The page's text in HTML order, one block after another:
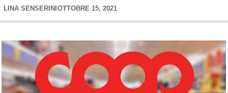
LINA SENSERINI OTTOBRE 15, 2021